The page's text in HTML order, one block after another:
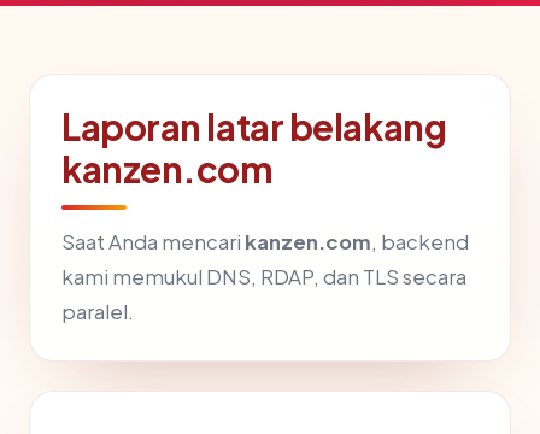
Laporan latar belakang
kanzen.com
Saat Anda mencari kanzen.com, backend
kami memukul DNS, RDAP, dan TLS secara
paralel.